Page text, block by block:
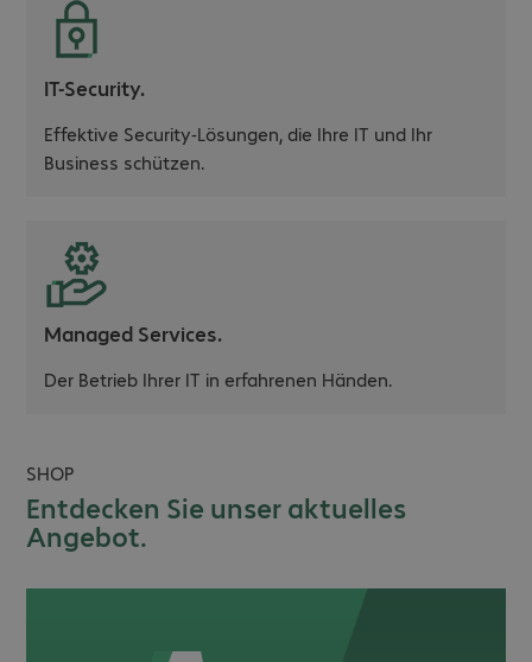
IT-Security.
Effektive Security-Lösungen, die Ihre IT und Ihr
Business schützen.
Managed Services.
Der Betrieb Ihrer IT in erfahrenen Händen.
SHOP
Entdecken Sie unser aktuelles
Angebot.